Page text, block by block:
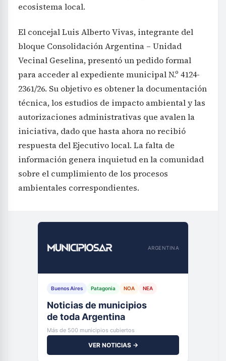
ecosistema local.
El concejal Luis Alberto Vivas, integrante del
bloque Consolidación Argentina – Unidad
Vecinal Geselina, presentó un pedido formal
para acceder al expediente municipal N.º 4124-
2361/26. Su objetivo es obtener la documentación
técnica, los estudios de impacto ambiental y las
autorizaciones administrativas que avalen la
iniciativa, dado que hasta ahora no recibió
respuesta del Ejecutivo local. La falta de
información genera inquietud en la comunidad
sobre el cumplimiento de los procesos
ambientales correspondientes.
ARGENTINA
Buenos Aires Patagonia NOA NEA
Noticias de municipios
de toda Argentina
Más de 500 municipios cubiertos
VER NOTICIAS →